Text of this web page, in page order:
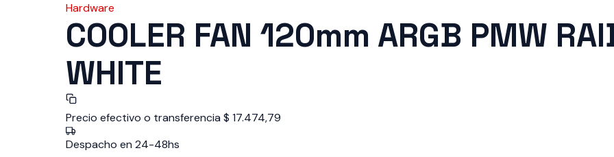
Hardware
COOLER FAN 120mm ARGB PMW
WHITE
Precio efectivo o transferencia $ 17.474,79
Despacho en 24-48hs